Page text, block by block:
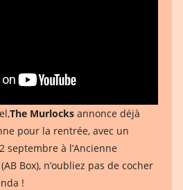
The Murlocks annonce déjà
pour la rentrée, avec un
septembre à l’Ancienne
Box), n’oubliez pas de cocher
!